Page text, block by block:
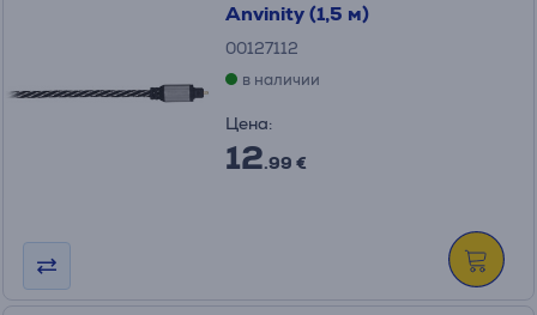
Anvinity (1,5 м)
00127112
в наличии
Цена:
12.99 €